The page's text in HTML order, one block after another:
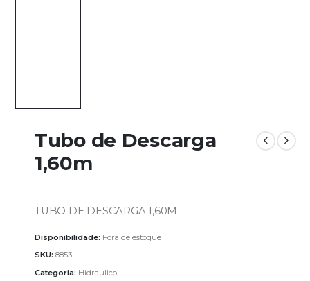
Tubo de Descarga
1,60m
TUBO DE DESCARGA 1,60M
Disponibilidade: Fora de estoque
SKU: 8853
Categoria: Hidraulico